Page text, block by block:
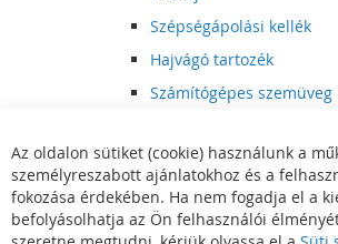
Szépségápolási kellék
Hajvágó tartozék
Számítógépes szemüveg
Hajvágó kiegészítő
Szórakoztató elektronika
Multimédia
DVD, BluRay lejátszó
Az oldalon sütiket (cookie) használunk a
személyreszabott ajánlatokhoz és a
fokozása érdekében. Ha nem fogadja el a
befolyásolhatja az Ön felhasználói